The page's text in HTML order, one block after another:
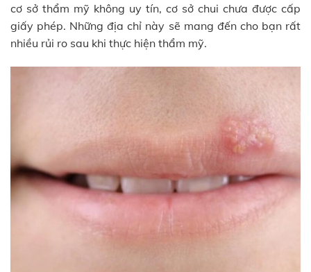
cơ sở thẩm mỹ không uy tín, cơ sở chui chưa được cấp
giấy phép. Những địa chỉ này sẽ mang đến cho bạn rất
nhiều rủi ro sau khi thực hiện thẩm mỹ.